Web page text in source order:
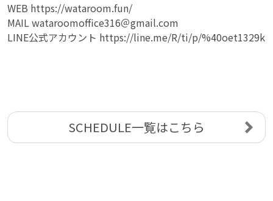
WEB https://wataroom.fun/
MAIL wataroomoffice316＠gmail.com
LINE公式アカウント https://line.me/R/ti/p/%40oet1329k
SCHEDULE一覧はこちら